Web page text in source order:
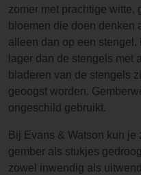
zomer met prachtige witte,
bloemen die doen denken
alleen dan op een
lager dan de stengels met
bladeren van de stengels
geoogst worden.
ongeschild gebruikt.
Bij Evans & Watson kun
gember als stukjes
zowel inwendig als